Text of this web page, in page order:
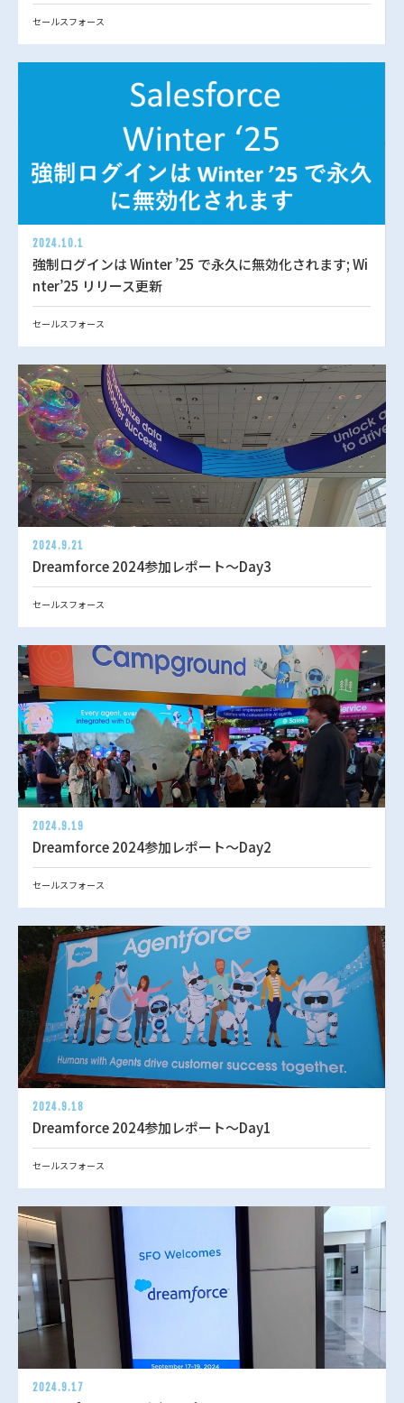
セールスフォース
2024.10.1
強制ログインは Winter ’25 で永久に無効化されます; Wi
nter’25 リリース更新
セールスフォース
2024.9.21
Dreamforce 2024参加レポート～Day3
セールスフォース
2024.9.19
Dreamforce 2024参加レポート～Day2
セールスフォース
2024.9.18
Dreamforce 2024参加レポート～Day1
セールスフォース
2024.9.17